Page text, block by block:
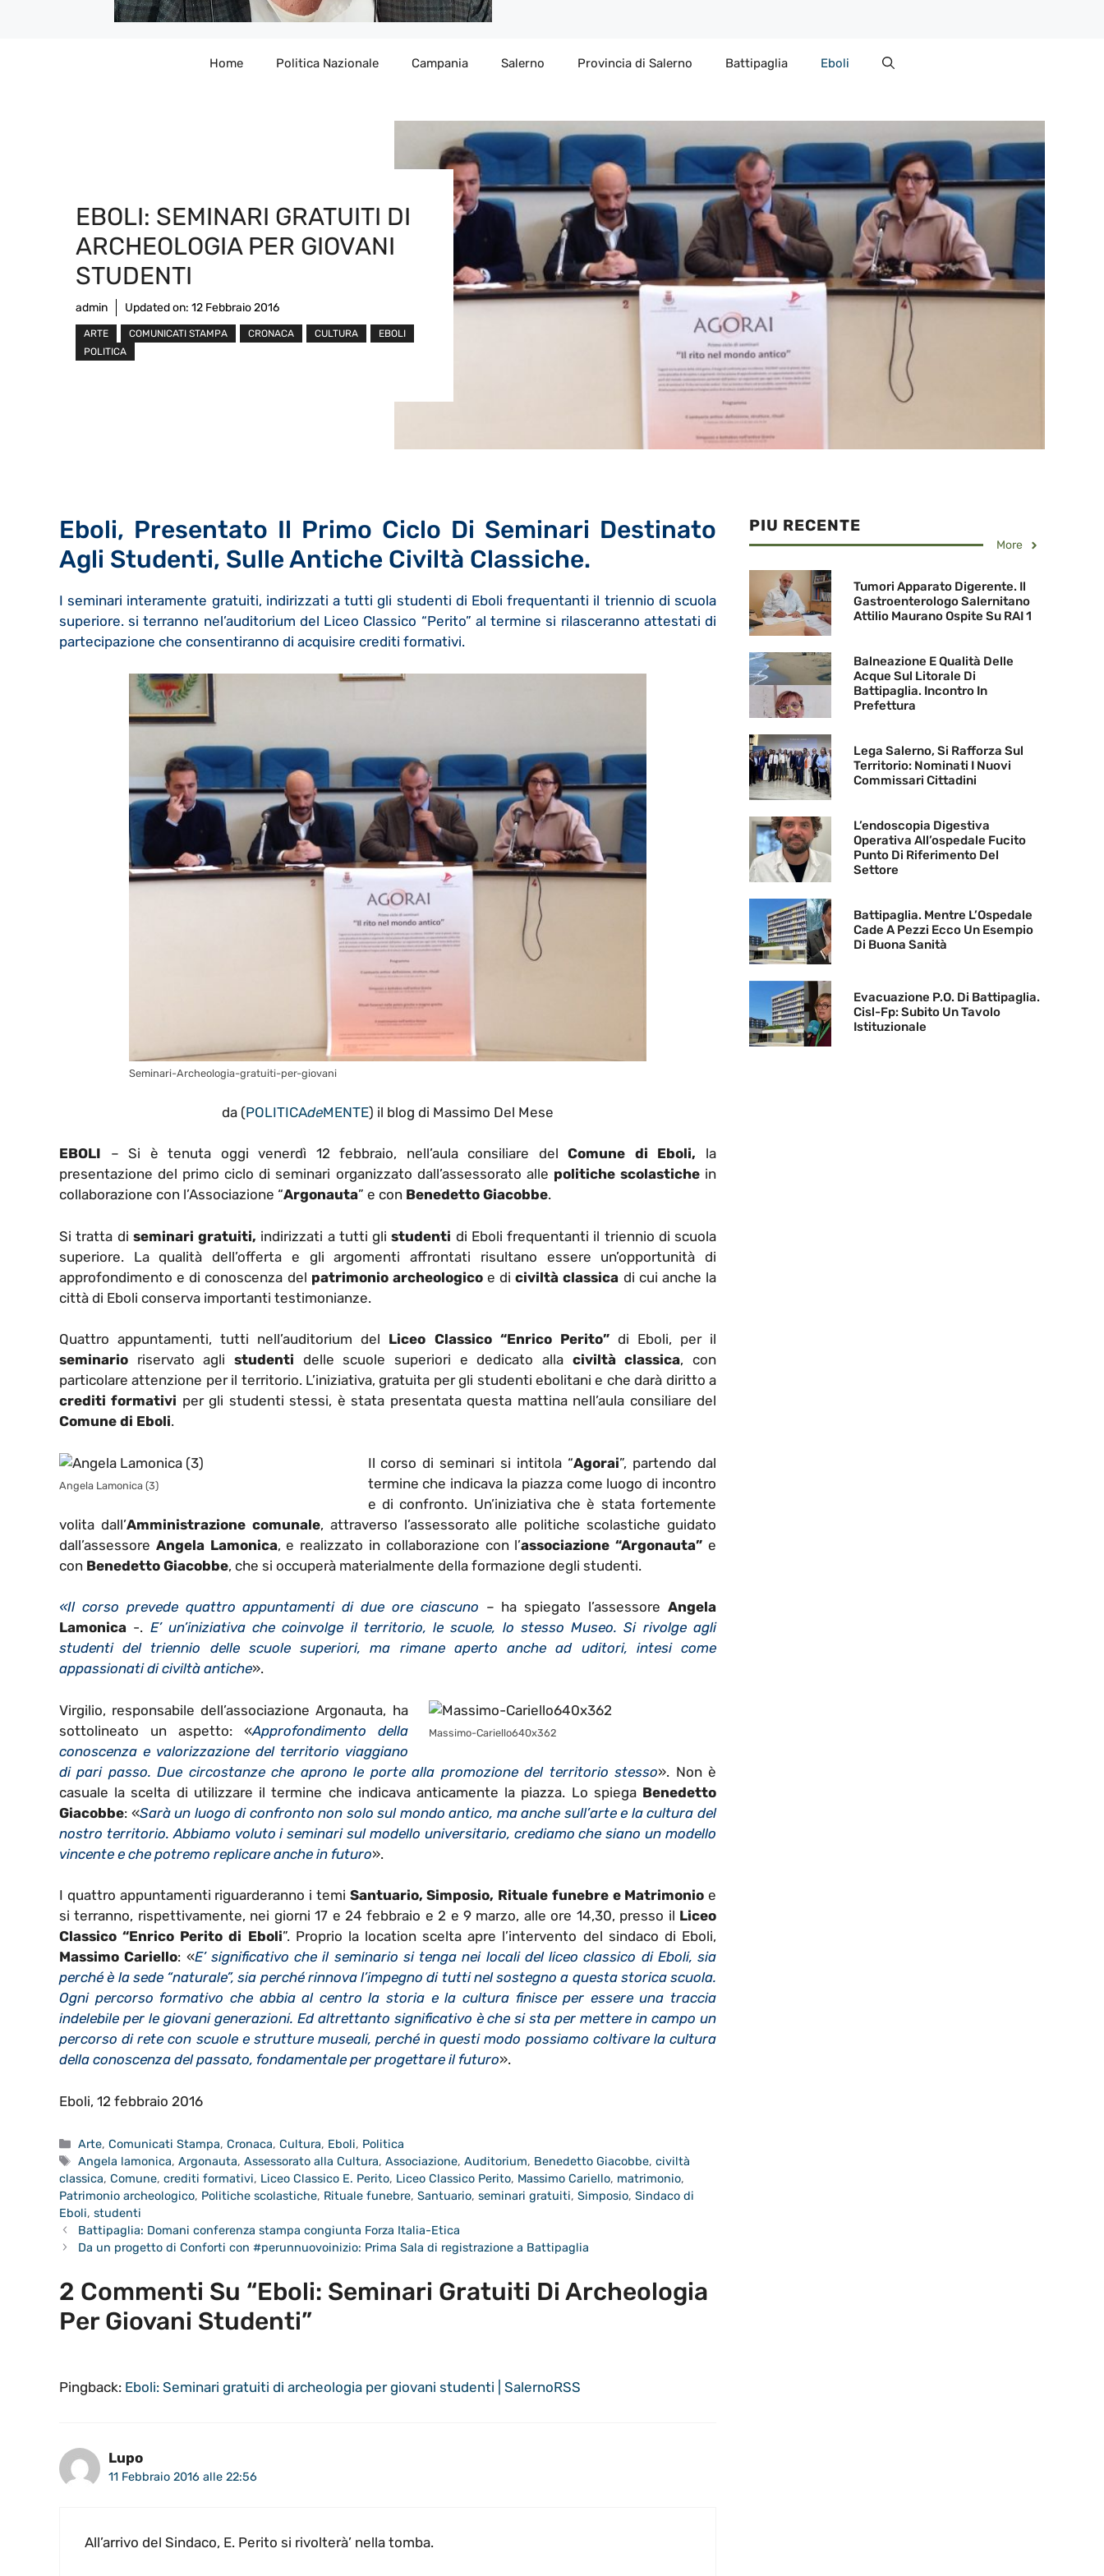
Home Politica Nazionale Campania Salerno Provincia di Salerno Battipaglia Eboli
EBOLI: SEMINARI GRATUITI DI
ARCHEOLOGIA PER GIOVANI
STUDENTI
admin Updated on: 12 Febbraio 2016
ARTE COMUNICATI STAMPA CRONACA CULTURA
EBOLI
POLITICA
Eboli, Presentato Il Primo Ciclo Di Seminari Destinato
Agli Studenti, Sulle Antiche Civiltà Classiche.
I seminari interamente gratuiti, indirizzati a tutti gli studenti di Eboli frequentanti il triennio di scuola
superiore. si terranno nel’auditorium del Liceo Classico “Perito” al termine si rilasceranno attestati di
partecipazione che consentiranno di acquisire crediti formativi.
Seminari-Archeologia-gratuiti-per-giovani
da (POLITICAdeMENTE) il blog di Massimo Del Mese
EBOLI – Si è tenuta oggi venerdì 12 febbraio, nell’aula consiliare delComune di Eboli, la
presentazione del primo ciclo di seminari organizzato dall’assessorato alle politiche scolastichein
collaborazione con l’Associazione “Argonauta” e con Benedetto Giacobbe.
Si tratta di seminari gratuiti, indirizzati a tutti glistudenti di Eboli frequentanti il triennio di scuola
superiore. La qualità dell’offerta e gli argomenti affrontati risultano essere un’opportunità di
approfondimento e di conoscenza del patrimonio archeologicoe di civiltà classica di cui anche la
città di Eboli conserva importanti testimonianze.
Quattro appuntamenti, tutti nell’auditorium del Liceo Classico “Enrico Perito”di Eboli, per il
seminario riservato agli studenti delle scuole superiori e dedicato alla civiltà classica, con
particolare attenzione per il territorio. L’iniziativa, gratuita per gli studenti ebolitani e che darà diritto a
crediti formativi per gli studenti stessi, è stata presentata questa mattina nell’aula consiliare del
Comune di Eboli.
Angela Lamonica (3)
Il corso di seminari si intitola “Agorai”, partendo dal
termine che indicava la piazza come luogo di incontro
e di confronto. Un’iniziativa che è stata fortemente
volita dall’Amministrazione comunale, attraverso l’assessorato alle politiche scolastiche guidato
dall’assessore Angela Lamonica, e realizzato in collaborazione con l’associazione “Argonauta” e
con Benedetto Giacobbe, che si occuperà materialmente della formazione degli studenti.
«Il corso prevede quattro appuntamenti di due ore ciascuno – ha spiegato l’assessoreAngela
Lamonica -. E’ un’iniziativa che coinvolge il territorio, le scuole, lo stesso Museo. Si rivolge agli
studenti del triennio delle scuole superiori, ma rimane aperto anche ad uditori, intesi come
appassionati di civiltà antiche».
Massimo-Cariello640x362
Virgilio, responsabile dell’associazione Argonauta, ha
sottolineato un aspetto: «Approfondimento della
conoscenza e valorizzazione del territorio viaggiano
di pari passo. Due circostanze che aprono le porte alla promozione del territorio stesso». Non è
casuale la scelta di utilizzare il termine che indicava anticamente la piazza. Lo spiega Benedetto
Giacobbe: «Sarà un luogo di confronto non solo sul mondo antico, ma anche sull’arte e la cultura del
nostro territorio. Abbiamo voluto i seminari sul modello universitario, crediamo che siano un modello
vincente e che potremo replicare anche in futuro».
I quattro appuntamenti riguarderanno i temi Santuario, Simposio, Rituale funebre e Matrimonio e
si terranno, rispettivamente, nei giorni 17 e 24 febbraio e 2 e 9 marzo, alle ore 14,30, presso il Liceo
Classico “Enrico Perito di Eboli”. Proprio la location scelta apre l’intervento del sindaco di Eboli,
Massimo Cariello: «E’ significativo che il seminario si tenga nei locali del liceo classico di Eboli, sia
perché è la sede “naturale”, sia perché rinnova l’impegno di tutti nel sostegno a questa storica scuola.
Ogni percorso formativo che abbia al centro la storia e la cultura finisce per essere una traccia
indelebile per le giovani generazioni. Ed altrettanto significativo è che si sta per mettere in campo un
percorso di rete con scuole e strutture museali, perché in questi modo possiamo coltivare la cultura
della conoscenza del passato, fondamentale per progettare il futuro».
Eboli, 12 febbraio 2016
Categorie
Arte,Comunicati Stampa,Cronaca,Cultura, Eboli, Politica
Tag
Angela lamonica,Argonauta,Assessorato alla Cultura,Associazione,Auditorium, Benedetto Giacobbe,civiltà
classica, Comune, crediti formativi, Liceo Classico E. Perito, Liceo Classico Perito, Massimo Cariello, matrimonio,
Patrimonio archeologico, Politiche scolastiche, Rituale funebre, Santuario, seminari gratuiti, Simposio, Sindaco di
Eboli, studenti
Battipaglia: Domani conferenza stampa congiunta Forza Italia-Etica
Da un progetto di Conforti con #perunnuovoinizio: Prima Sala di registrazione a Battipaglia
2 Commenti Su “Eboli: Seminari Gratuiti Di Archeologia
Per Giovani Studenti”
Pingback: Eboli: Seminari gratuiti di archeologia per giovani studenti | SalernoRSS
Lupo
11 Febbraio 2016 alle 22:56
All’arrivo del Sindaco, E. Perito si rivolterà’ nella tomba.
PIU RECENTE
More
Tumori Apparato Digerente. Il
Gastroenterologo Salernitano
Attilio Maurano Ospite Su RAI 1
Balneazione E Qualità Delle
Acque Sul Litorale Di
Battipaglia. Incontro In
Prefettura
Lega Salerno, Si Rafforza Sul
Territorio: Nominati I Nuovi
Commissari Cittadini
L’endoscopia Digestiva
Operativa All’ospedale Fucito
Punto Di Riferimento Del
Settore
Battipaglia. Mentre L’Ospedale
Cade A Pezzi Ecco Un Esempio
Di Buona Sanità
Evacuazione P.O. Di Battipaglia.
Cisl-Fp: Subito Un Tavolo
Istituzionale